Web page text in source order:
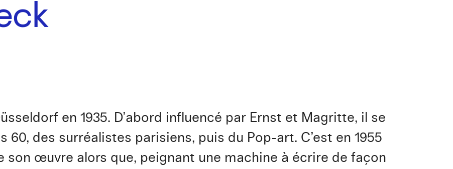
en 1935. D’abord influencé par Ernst et Magritte, il se
60, des surréalistes parisiens, puis du Pop-art. C’est en 1955
son œuvre alors que, peignant une machine à écrire de façon